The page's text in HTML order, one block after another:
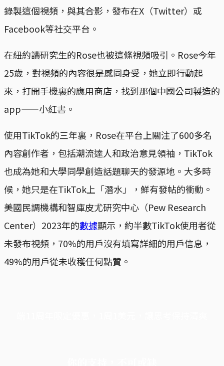
錄製這個視頻，與其合影，發布在X（Twitter）或
Facebook等社交平台。
在紐約讀研究生的Rose也被這條視頻吸引。Rose今年
25歲，對視頻的內容很是感同身受，她立即行動起
來，打開手機裏的應用商店，找到那個中國公司製造的
app——小紅書。
使用TikTok的三年裏，Rose在平台上關注了600多名
內容創作者，包括潮流達人和政治意見領袖，TikTok
也成為她和大學同學創造話題聊天的發源地。大多時
候，她只是在TikTok上「潛水」，鮮有發帖的衝動。
美國民調機構和智庫皮尤研究中心（Pew Research
Center）2023年的數據顯示，約半數TikTok使用者從
未發布視頻，70%的用戶沒有填寫詳細的用戶信息，
49%的用戶從未收穫任何點贊。